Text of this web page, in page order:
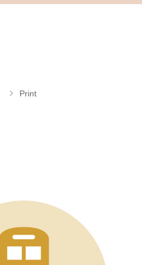
Print